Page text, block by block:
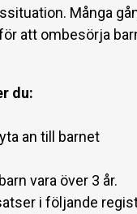
Många
att ombesörja
du:
an till barnet
vara över 3 år.
i följande